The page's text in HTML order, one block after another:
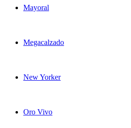
Mayoral
Megacalzado
New Yorker
Oro Vivo